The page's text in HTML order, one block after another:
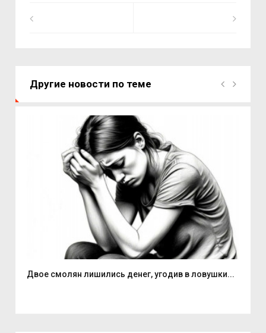
Другие новости по теме
Двое смолян лишились денег, угодив в ловушки...